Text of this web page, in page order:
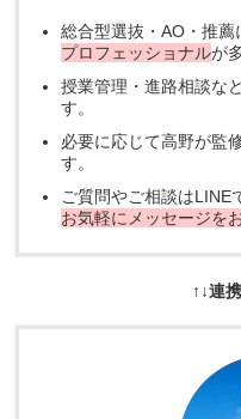
総合型選抜・AO・推薦
プロフェッショナルが
授業管理・進路相談など
す。
必要に応じて高野が監
す。
ご質問やご相談はLINE
お気軽にメッセージを
↑↓連